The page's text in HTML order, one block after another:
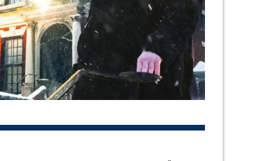
כוחה של תפילה
איך מחנכים ילד